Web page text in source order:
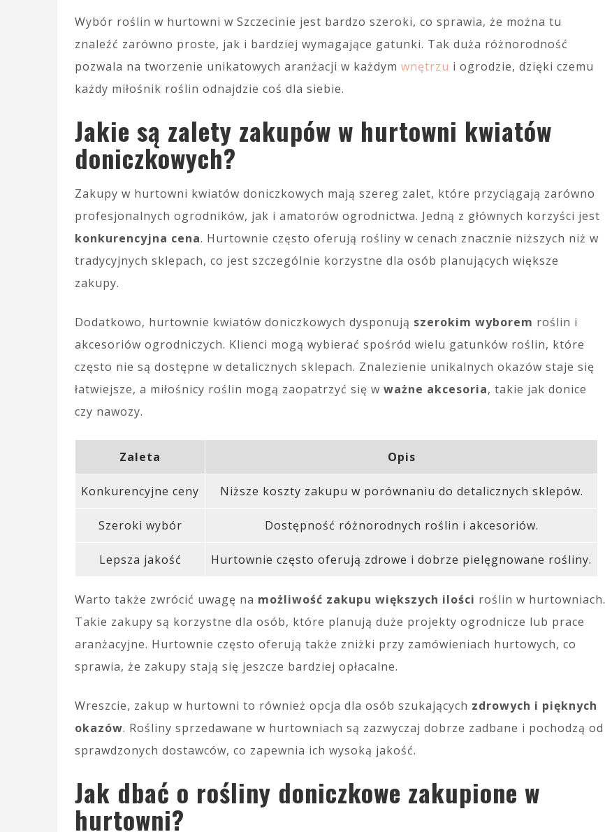
Wybór roślin w hurtowni w Szczecinie jest bardzo szeroki, co sprawia, że można tu
znaleźć zarówno proste, jak i bardziej wymagające gatunki. Tak duża różnorodność
pozwala na tworzenie unikatowych aranżacji w każdym wnętrzu i ogrodzie, dzięki czemu
każdy miłośnik roślin odnajdzie coś dla siebie.
Jakie są zalety zakupów w hurtowni kwiatów
doniczkowych?
Zakupy w hurtowni kwiatów doniczkowych mają szereg zalet, które przyciągają zarówno
profesjonalnych ogrodników, jak i amatorów ogrodnictwa. Jedną z głównych korzyści jest
konkurencyjna cena. Hurtownie często oferują rośliny w cenach znacznie niższych niż w
tradycyjnych sklepach, co jest szczególnie korzystne dla osób planujących większe
zakupy.
Dodatkowo, hurtownie kwiatów doniczkowych dysponują szerokim wyborem roślin i
akcesoriów ogrodniczych. Klienci mogą wybierać spośród wielu gatunków roślin, które
często nie są dostępne w detalicznych sklepach. Znalezienie unikalnych okazów staje się
łatwiejsze, a miłośnicy roślin mogą zaopatrzyć się w ważne akcesoria, takie jak donice
czy nawozy.
Zaleta Opis
Konkurencyjne ceny Niższe koszty zakupu w porównaniu do detalicznych sklepów.
Szeroki wybór Dostępność różnorodnych roślin i akcesoriów.
Lepsza jakość Hurtownie często oferują zdrowe i dobrze pielęgnowane rośliny.
Warto także zwrócić uwagę na możliwość zakupu większych ilości roślin w hurtowniach.
Takie zakupy są korzystne dla osób, które planują duże projekty ogrodnicze lub prace
aranżacyjne. Hurtownie często oferują także zniżki przy zamówieniach hurtowych, co
sprawia, że zakupy stają się jeszcze bardziej opłacalne.
Wreszcie, zakup w hurtowni to również opcja dla osób szukających zdrowych i pięknych
okazów. Rośliny sprzedawane w hurtowniach są zazwyczaj dobrze zadbane i pochodzą od
sprawdzonych dostawców, co zapewnia ich wysoką jakość.
Jak dbać o rośliny doniczkowe zakupione w
hurtowni?